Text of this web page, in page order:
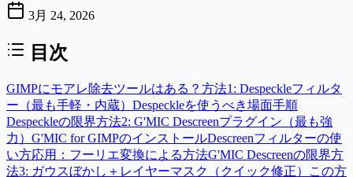
3月 24, 2026
目次
GIMPにモアレ除去ツールはある？ 方法1: Despeckleフィルタ
ー（最も手軽・内蔵） Despeckleを使うべき場面手順
Despeckleの限界方法2: G'MIC Descreenプラグイン（最も強
力） G'MIC for GIMPのインストールDescreenフィルターの使
い方応用：フーリエ変換による方法G'MIC Descreenの限界方
法3: ガウスぼかし＋レイヤーマスク（クイック修正）
この方